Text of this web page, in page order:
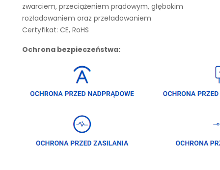
zwarciem, przeciążeniem prądowym, głębokim
rozładowaniem oraz przeładowaniem
Certyfikat: CE, RoHS
Ochrona bezpieczeństwa: